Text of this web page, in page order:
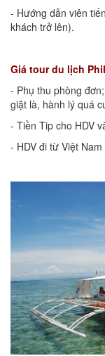
- Hướng dẫn viên
khách trở lên).
Giá tour du lịch
- Phụ thu phòng
giặt là, hành lý
- Tiền Tip cho HDV
- HDV đi từ Việt